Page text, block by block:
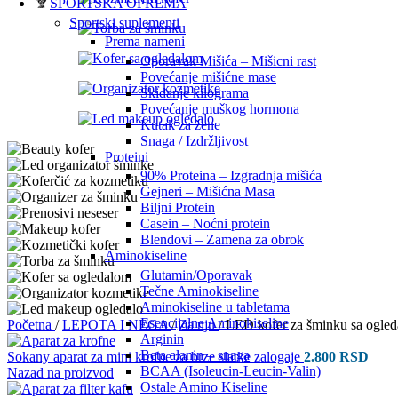
SPORTSKA OPREMA
Sportski suplementi
Prema nameni
Oporavak Mišića – Mišicni rast
Povećanje mišićne mase
Skidanje kilograma
Povećanje muškog hormona
Kutak za žene
Snaga / Izdržljivost
Proteini
90% Proteina – Izgradnja mišića
Gejneri – Mišićna Masa
Biljni Protein
Casein – Noćni protein
Blendovi – Zamena za obrok
Aminokiseline
Glutamin/Oporavak
Tečne Aminokiseline
Aminokiseline u tabletama
Esencijalne Aminokiseline
Arginin
Beta alanin – snaga
BCAA (Isoleucin-Leucin-Valin)
Ostale Amino Kiseline
Početna / LEPOTA I NEGA/ Za nju/ LED kofer za šminku sa
Sokany aparat za mini krofne za brze slatke zalogaje 2.800 RSD
Nazad na proizvod